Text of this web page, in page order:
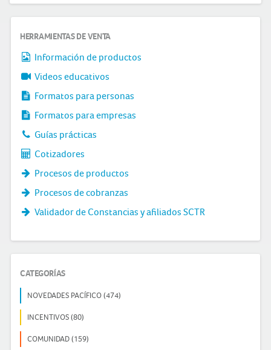
HERRAMIENTAS DE VENTA
Información de productos
Videos educativos
Formatos para personas
Formatos para empresas
Guías prácticas
Cotizadores
Procesos de productos
Procesos de cobranzas
Validador de Constancias y afiliados SCTR
CATEGORÍAS
NOVEDADES PACÍFICO (474)
INCENTIVOS (80)
COMUNIDAD (159)